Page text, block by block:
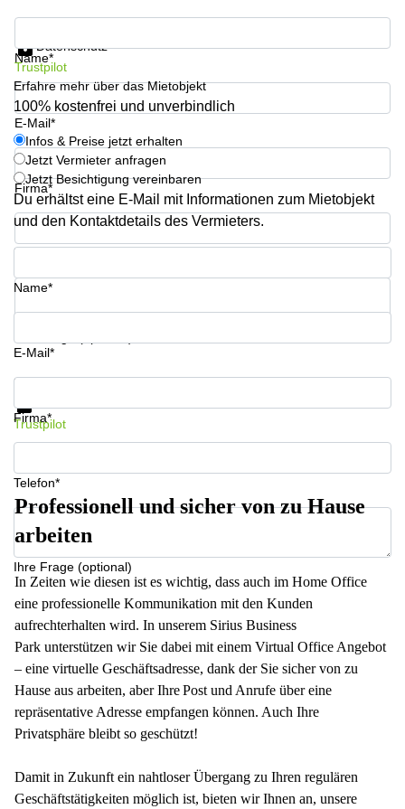
Büro
Berlin
Mitte
Büro
mieten
Dortmund
Tagungsraum
München
Büro
Mannheim
mieten
Büro
mieten
Berlin
Frankfurter
Str. 720-
726 Köln
Hohenstaufenring
62 Köln
Erna-
Scheffler-
Str. 1A
Köln
57 Koln
Ludwig-
Straße 18
Hamburg
Name*
E-Mail*
Firma*
Telefon*
Datenschutz
Trustpilot
Erfahre mehr über das Mietobjekt
100% kostenfrei und unverbindlich
Infos & Preise jetzt erhalten
Jetzt Vermieter anfragen
Jetzt Besichtigung vereinbaren
Du erhältst eine E-Mail mit Informationen zum Mietobjekt
und den Kontaktdetails des Vermieters.
Name*
E-Mail*
Firma*
Telefon*
Ihre Frage (optional)
Infos & Preise jetzt erhalten
Trustpilot
Professionell und sicher von zu Hause
arbeiten
In Zeiten wie diesen ist es wichtig, dass auch im Home Office
eine professionelle Kommunikation mit den Kunden
aufrechterhalten wird. In unserem Sirius Business
Park unterstützen wir Sie dabei mit einem Virtual Office Angebot
– eine virtuelle Geschäftsadresse, dank der Sie sicher von zu
Hause aus arbeiten, aber Ihre Post und Anrufe über eine
repräsentative Adresse empfangen können. Auch Ihre
Privatsphäre bleibt so geschützt!
Damit in Zukunft ein nahtloser Übergang zu Ihren regulären
Geschäftstätigkeiten möglich ist, bieten wir Ihnen an, unsere